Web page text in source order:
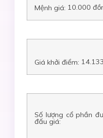
Mệnh giá: 10.000
Giá khởi điểm: 14.133
Số lượng cổ phần
đấu giá: